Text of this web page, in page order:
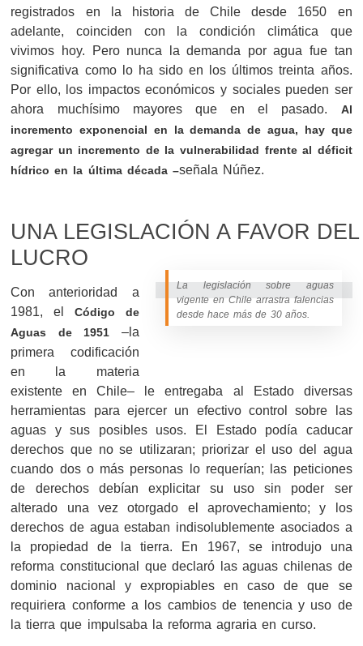
registrados en la historia de Chile desde 1650 en
adelante, coinciden con la condición climática que
vivimos hoy. Pero nunca la demanda por agua fue tan
significativa como lo ha sido en los últimos treinta años.
Por ello, los impactos económicos y sociales pueden ser
ahora muchísimo mayores que en el pasado. Al
incremento exponencial en la demanda de agua, hay que
agregar un incremento de la vulnerabilidad frente al déficit
hídrico en la última década –señala Núñez.
UNA LEGISLACIÓN A FAVOR DEL
LUCRO
La legislación sobre aguas
vigente en Chile arrastra falencias
desde hace más de 30 años.
Con anterioridad a
1981, el Código de
Aguas de 1951 –la
primera codificación
en la materia
existente en Chile– le entregaba al Estado diversas
herramientas para ejercer un efectivo control sobre las
aguas y sus posibles usos. El Estado podía caducar
derechos que no se utilizaran; priorizar el uso del agua
cuando dos o más personas lo requerían; las peticiones
de derechos debían explicitar su uso sin poder ser
alterado una vez otorgado el aprovechamiento; y los
derechos de agua estaban indisolublemente asociados a
la propiedad de la tierra. En 1967, se introdujo una
reforma constitucional que declaró las aguas chilenas de
dominio nacional y expropiables en caso de que se
requiriera conforme a los cambios de tenencia y uso de
la tierra que impulsaba la reforma agraria en curso.